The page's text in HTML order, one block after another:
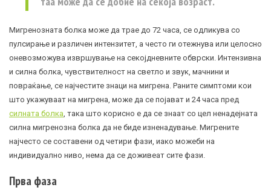
Мигренозната болка може да трае до 72 часа, се одликува со
пулсирање и различен интензитет, а често ги отежнува или целосно
оневозможува извршување на секојдневните обврски. Интензивна
и силна болка, чувствителност на светло и звук, мачнини и
повраќање, се најчестите знаци на мигрена. Раните симптоми кои
што укажуваат на мигрена, може да се појават и 24 часа пред
силната болка , така што корисно е да се знаат со цел ненадејната
силна мигренозна болка да не биде изненадување. Мигрените
најчесто се составени од четири фази, иако можеби на
индивидуално ниво, нема да се доживеат сите фази.
Прва фаза